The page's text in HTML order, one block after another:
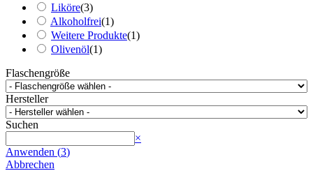
Liköre(3)
Alkoholfrei(1)
Weitere Produkte(1)
Olivenöl(1)
Flaschengröße
Hersteller
Suchen
×
Anwenden (3)
Abbrechen